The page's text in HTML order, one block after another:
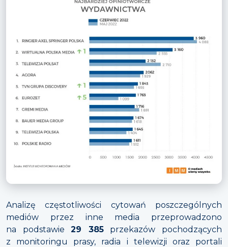
Analizę częstotliwości cytowań poszczególnych
mediów przez inne media przeprowadzono
na podstawie29 385przekazów pochodzących
z monitoringu prasy, radia i telewizji oraz portali